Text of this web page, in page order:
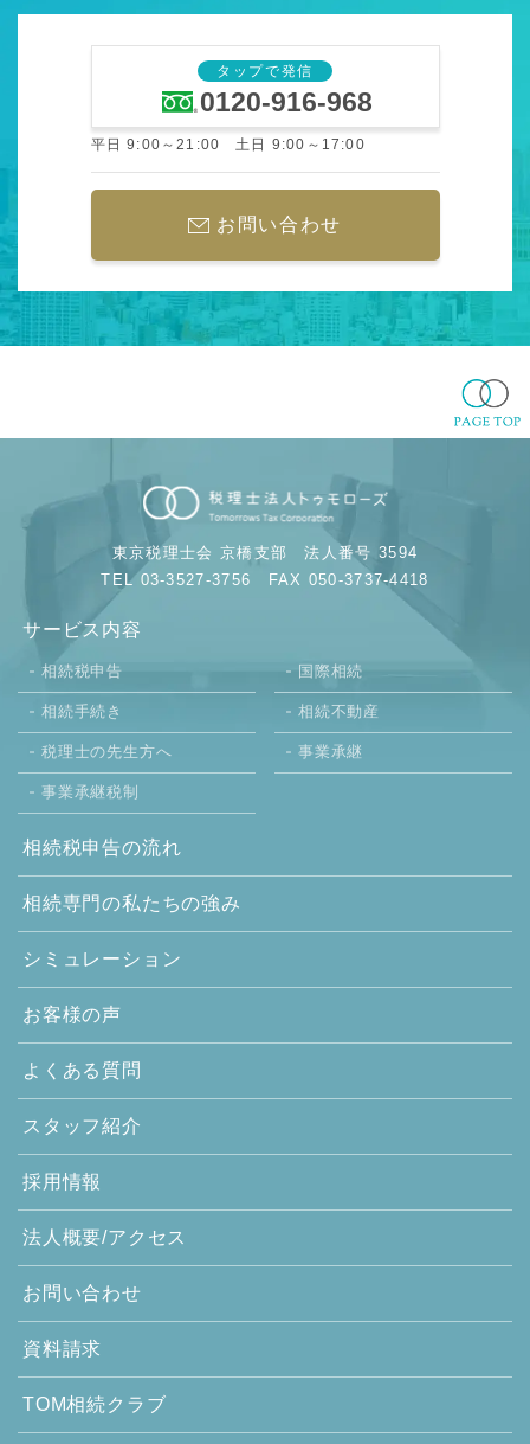
タップで発信
0120-916-968
平日 9:00～21:00 土日 9:00～17:00
お問い合わせ
東京税理士会 京橋支部法人番号 3594
TEL 03-3527-3756 FAX 050-3737-4418
サービス内容
相続税申告 国際相続
相続手続き 相続不動産
税理士の先生方へ 事業承継
事業承継税制
相続税申告の流れ
相続専門の私たちの強み
シミュレーション
お客様の声
よくある質問
スタッフ紹介
採用情報
法人概要/アクセス
お問い合わせ
資料請求
TOM相続クラブ